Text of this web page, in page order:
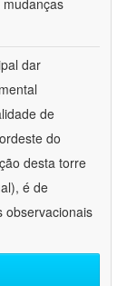
dar
de
do
desta torre
é de
observacionais